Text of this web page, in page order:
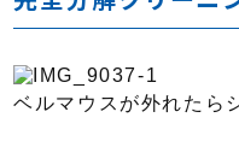
ベルマウスが外れたら